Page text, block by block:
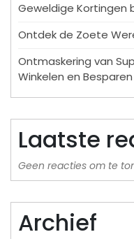
Geweldige Kortingen
Ontdek de Zoete
Ontmaskering van
Winkelen en Besparen
Laatste
Geen reacties om te
Archief